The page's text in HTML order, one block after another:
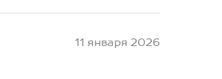
11 января 2026